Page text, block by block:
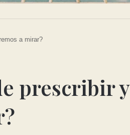
a mirar?
prescribir y